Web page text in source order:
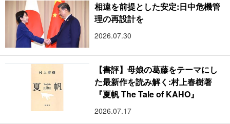
相違を前提とした安定:日中危機管
理の再設計を
2026.07.30
【書評】母娘の葛藤をテーマにし
た最新作を読み解く:村上春樹著
『夏帆 The Tale of KAHO』
2026.07.17